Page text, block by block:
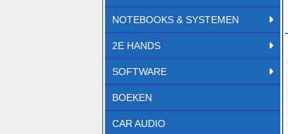
NOTEBOOKS & SYSTEMEN
2E HANDS
SOFTWARE
BOEKEN
CAR AUDIO